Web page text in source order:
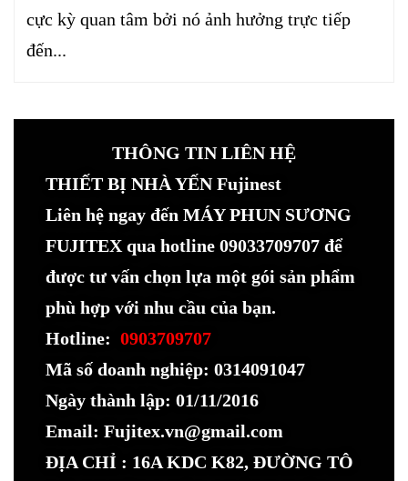
cực kỳ quan tâm bởi nó ảnh hưởng trực tiếp
đến...
THÔNG TIN LIÊN HỆ
THIẾT BỊ NHÀ YẾN Fujinest
Liên hệ ngay đến MÁY PHUN SƯƠNG
FUJITEX qua hotline 09033709707 để
được tư vấn chọn lựa một gói sản phẩm
phù hợp với nhu cầu của bạn.
Hotline: 0903709707
Mã số doanh nghiệp: 0314091047
Ngày thành lập: 01/11/2016
Email: Fujitex.vn@gmail.com
ĐỊA CHỈ : 16A KDC K82, ĐƯỜNG TÔ